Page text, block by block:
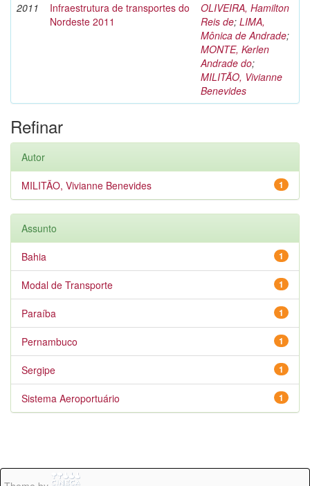
2011
Infraestrutura de transportes do
Nordeste 2011
OLIVEIRA, Hamilton
Reis de; LIMA,
Mônica de Andrade;
MONTE, Kerlen
Andrade do;
MILITÃO, Vivianne
Benevides
Refinar
Autor
1
MILITÃO, Vivianne Benevides
Assunto
1
Bahia
1
Modal de Transporte
1
Paraíba
1
Pernambuco
1
Sergipe
1
Sistema Aeroportuário